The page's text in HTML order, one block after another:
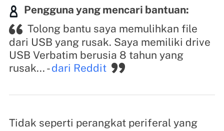
Pengguna yang mencari bantuan:
Tolong bantu saya memulihkan file
dari USB yang rusak. Saya memiliki drive
USB Verbatim berusia 8 tahun yang
rusak... -dari Reddit
Tidak seperti perangkat periferal yang